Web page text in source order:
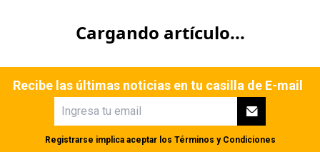
Cargando artículo...
Recibe las últimas noticias en tu casilla de E-mail
Registrarse implica aceptar los Términos y Condiciones